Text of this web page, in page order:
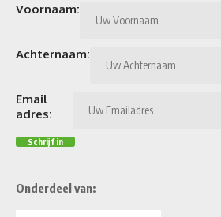
Voornaam:
Achternaam:
Email
adres:
Onderdeel van: